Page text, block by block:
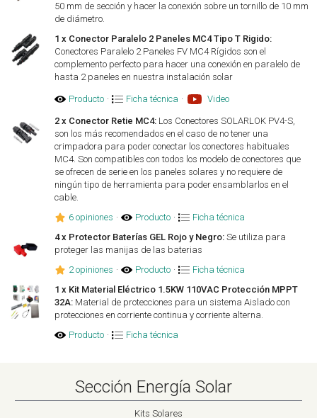
50 mm de sección y hacer la conexión sobre un tornillo de 10 mm
de diámetro.
1 x Conector Paralelo 2 Paneles MC4 Tipo T Rigido:
Conectores Paralelo 2 Paneles FV MC4 Rígidos son el
complemento perfecto para hacer una conexión en paralelo de
hasta 2 paneles en nuestra instalación solar
Producto · Ficha técnica · Video
2 x Conector Retie MC4: Los Conectores SOLARLOK PV4-S,
son los más recomendados en el caso de no tener una
crimpadora para poder conectar los conectores habituales
MC4. Son compatibles con todos los modelo de conectores que
se ofrecen de serie en los paneles solares y no requiere de
ningún tipo de herramienta para poder ensamblarlos en el
cable.
6 opiniones · Producto ·
Ficha técnica
4 x Protector Baterías GEL Rojo y Negro: Se utiliza para
proteger las manijas de las baterias
2 opiniones · Producto ·
Ficha técnica
1 x Kit Material Eléctrico 1.5KW 110VAC Protección MPPT
32A: Material de protecciones para un sistema Aislado con
protecciones en corriente continua y corriente alterna.
Producto · Ficha técnica
Sección Energía Solar
Kits Solares